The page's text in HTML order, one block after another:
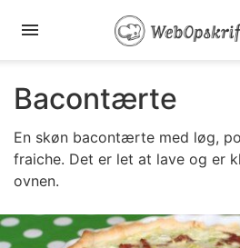
Bacontærte
En skøn bacontærte med løg,
fraiche. Det er let at lave og er
ovnen.